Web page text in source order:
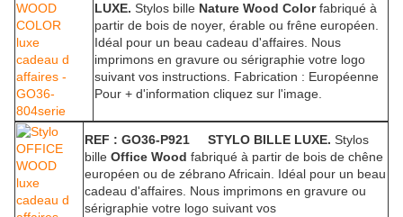
LUXE. Stylos bille Nature Wood Colorfabriqué à
partir de bois de noyer, érable ou frêne européen.
Idéal pour un beau cadeau d'affaires. Nous
imprimons en gravure ou sérigraphie votre logo
suivant vos instructions. Fabrication : Européenne
Pour + d'information cliquez sur l'image.
REF : GO36-P921 STYLO BILLE LUXE. Stylos
bille Office Wood fabriqué à partir de bois de chêne
européen ou de zébrano Africain. Idéal pour un beau
cadeau d'affaires. Nous imprimons en gravure ou
sérigraphie votre logo suivant vos